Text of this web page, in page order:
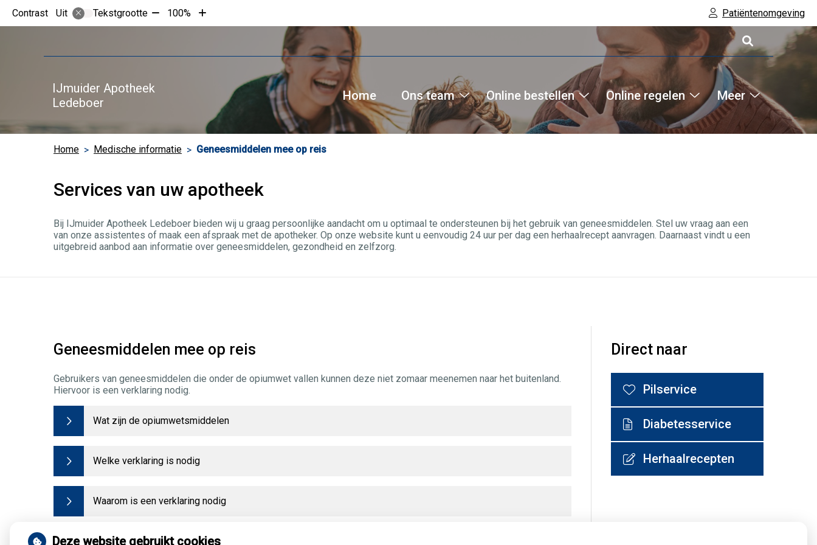
Contrast Uit Tekstgrootte Tekst
verkleinen
100%
Tekst
vergroten
Patiëntenomgeving
Home Ons team
Ons
team
Online bestellen
Online
bestellen
Online regelen
Online
regelen
Meer
Meer
submenu
IJmuider Apotheek
Ledeboer
Home Medische informatie Geneesmiddelen mee op reis
Services van uw apotheek
Bij IJmuider Apotheek Ledeboer bieden wij u graag persoonlijke aandacht om u optimaal te ondersteunen bij het gebruik van geneesmiddelen. Stel uw vraag aan een
van onze assistentes of maak een afspraak met de apotheker. Op onze website kunt u eenvoudig 24 uur per dag een herhaalrecept aanvragen. Daarnaast vindt u een
uitgebreid aanbod aan informatie over geneesmiddelen, gezondheid en zelfzorg.
Geneesmiddelen mee op reis
Gebruikers van geneesmiddelen die onder de opiumwet vallen kunnen deze niet zomaar meenemen naar het buitenland.
Hiervoor is een verklaring nodig.
Wat zijn de opiumwetsmiddelen
Welke verklaring is nodig
Waarom is een verklaring nodig
Direct naar
Pilservice
Diabetesservice
Herhaalrecepten
Deze website gebruikt cookies